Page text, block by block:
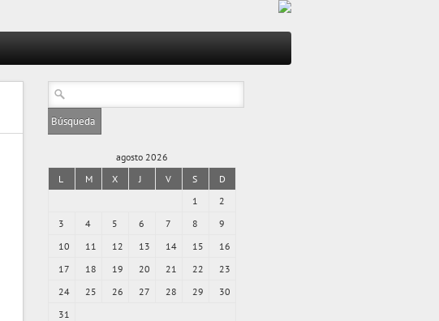
agosto 2026
L
M X J V S
D
1
2
3
4 5 6 7 8
9
10
11 12 13 14 15
16
17
18 19 20 21 22
23
24
25 26 27 28 29
30
31